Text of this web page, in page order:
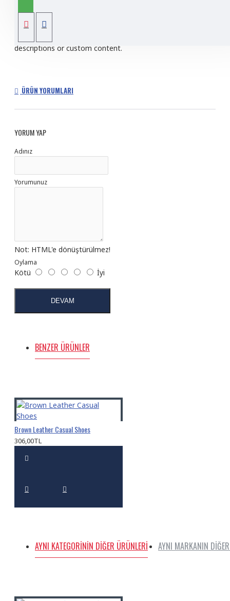
also be set up as a link and point to other pages or open
popup modules. Optional "Show More" collapsible block
descriptions or custom content.
ÜRÜN YORUMLARI
YORUM YAP
Adınız
Yorumunuz
Not: HTML'e dönüştürülmez!
Oylama
Kötü İyi
DEVAM
BENZER ÜRÜNLER
Brown Leather Casual Shoes
306,00TL
AYNI KATEGORININ DIĞER ÜRÜNLERI AYNI MARKANIN